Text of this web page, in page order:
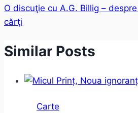
O discuţie cu A.G. Billig –
cărţi
Similar Posts
Carte